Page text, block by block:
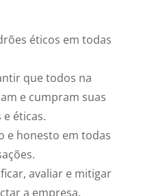
éticos em todas
que todos na
e cumpram suas
éticas.
e honesto em todas
avaliar e mitigar
a empresa.